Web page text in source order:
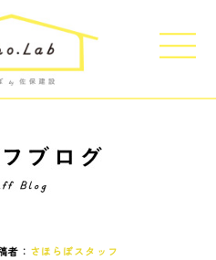
： さほらぼスタッフ